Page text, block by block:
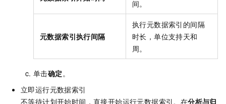
间。
元数据索引执行间隔
执行元数据索引的间隔
时长，单位支持天和
周。
单击确定。
立即运行元数据索引
不等待计划开始时间，直接开始运行元数据索引。在分析与归